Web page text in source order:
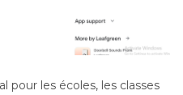
pour les écoles, les classes